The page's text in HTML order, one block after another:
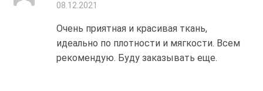
08.12.2021
Очень приятная и красивая ткань,
идеально по плотности и мягкости. Всем
рекомендую. Буду заказывать еще.